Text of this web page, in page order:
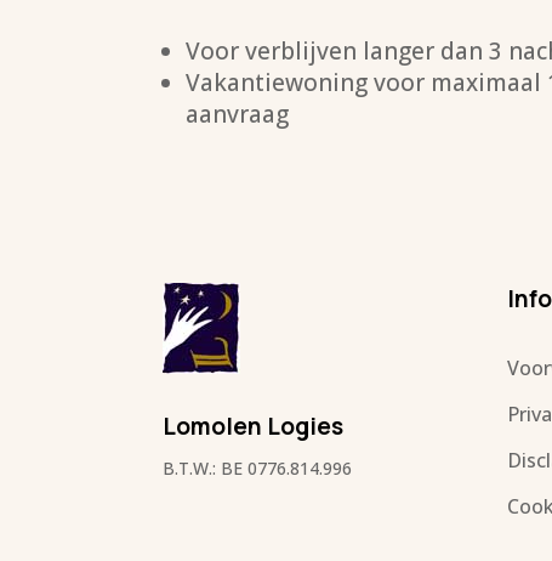
Voor verblijven langer dan 3
Vakantiewoning voor
aanvraag
Lomolen Logies
B.T.W.: BE 0776.814.996